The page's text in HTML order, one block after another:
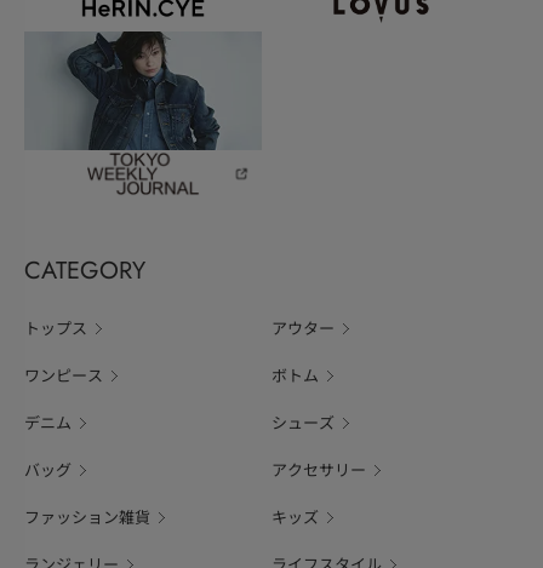
CATEGORY
トップス アウター
ワンピース ボトム
デニム シューズ
バッグ アクセサリー
ファッション雑貨 キッズ